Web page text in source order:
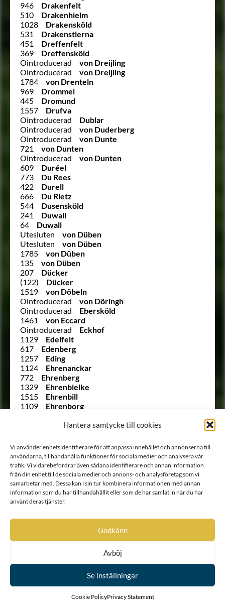
Hantera samtycke till cookies
Vi använder enhetsidentifierare för att anpassa innehållet och annonserna till
användarna, tillhandahålla funktioner för sociala medier och analysera vår
trafik. Vi vidarebefordrar även sådana identifierare och annan information
från din enhet till de sociala medier och annons- och analysföretag som vi
samarbetar med. Dessa kan i sin tur kombinera informationen med annan
information som du har tillhandahållit eller som de har samlat in när du har
använt deras tjänster.
Godkänn
Avböj
Se inställningar
Cookie PolicyPrivacy Statement
946
Drakenfelt
510
Drakenhielm
1028
Drakensköld
531
Drakenstierna
451
Dreffenfelt
369
Dreffensköld
Ointroducerad
von Dreijling
Ointroducerad
von Dreijling
1784
von Drenteln
969
Drommel
445
Dromund
1557
Drufva
Ointroducerad
Dublar
Ointroducerad
von Duderberg
Ointroducerad
von Dunte
721
von Dunten
Ointroducerad
von Dunten
609
Duréel
773
Du Rees
422
Durell
666
Du Rietz
544
Dusensköld
241
Duwall
64
Duwall
Utesluten
von Düben
Utesluten
von Düben
1785
von Düben
135
von Düben
207
Dücker
(122)
Dücker
1519
von Döbeln
Ointroducerad
von Döringh
Ointroducerad
Ebersköld
1461
von Eccard
Ointroducerad
Eckhof
1129
Edelfelt
617
Edenberg
1257
Eding
1124
Ehrenanckar
772
Ehrenberg
1329
Ehrenbielke
1515
Ehrenbill
1109
Ehrenborg
Ehrenbusch
1339
Ehrencreutz
879
Ehrencrona
985
Ehrenfels
890
Ehrenfelt
952
Ehrenflycht
1749 B
von Ehrenheim
846
Ehrenhielm
Ointroducerad
Ehrenholm
1010 B
Ehrenkrook
Ehrenprijs (Äreprijs eller
Ährenprijs)
Ointroducerad
Ehrenreuter